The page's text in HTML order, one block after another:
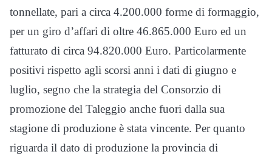
tonnellate, pari a circa 4.200.000 forme di formaggio,
per un giro d’affari di oltre 46.865.000 Euro ed un
fatturato di circa 94.820.000 Euro. Particolarmente
positivi rispetto agli scorsi anni i dati di giugno e
luglio, segno che la strategia del Consorzio di
promozione del Taleggio anche fuori dalla sua
stagione di produzione è stata vincente. Per quanto
riguarda il dato di produzione la provincia di